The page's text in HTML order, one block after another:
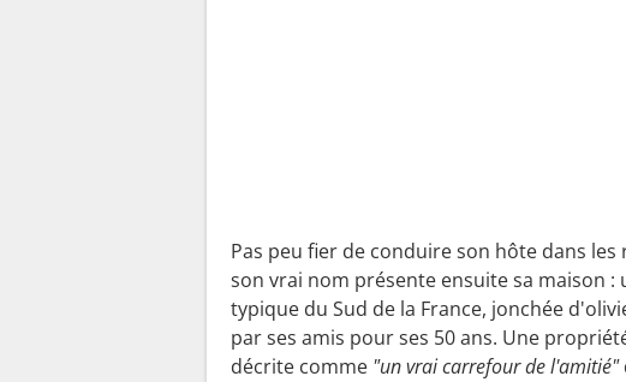
Pas peu fier de conduire son hôte dans
son vrai nom présente ensuite sa maison
typique du Sud de la France, jonchée
par ses amis pour ses 50 ans. Une
décrite comme "un vrai carrefour de l'amitié"